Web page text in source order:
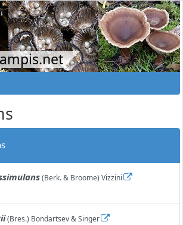
(Berk. & Broome) Vizzini
(Bres.) Bondartsev & Singer